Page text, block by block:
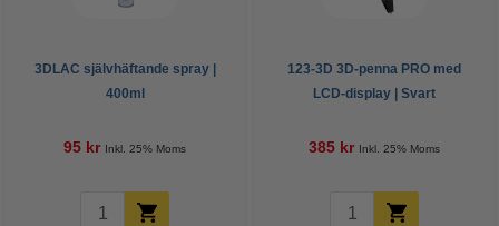
3DLAC självhäftande spray |
400ml
95 kr Inkl. 25% Moms
123-3D 3D-penna PRO med
LCD-display | Svart
385 kr Inkl. 25% Moms